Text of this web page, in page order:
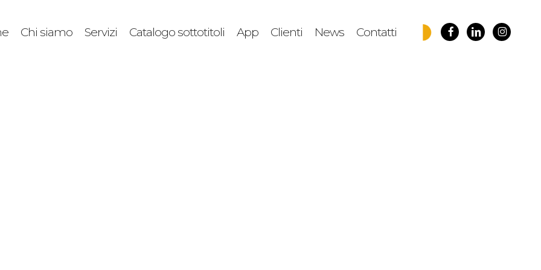
Chi siamo Servizi Catalogo sottotitoli App Clienti News Contatti facebooklinkedin